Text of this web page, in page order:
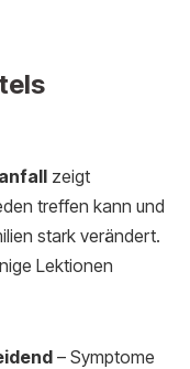
zeigt
treffen kann und
stark verändert.
Lektionen
– Symptome